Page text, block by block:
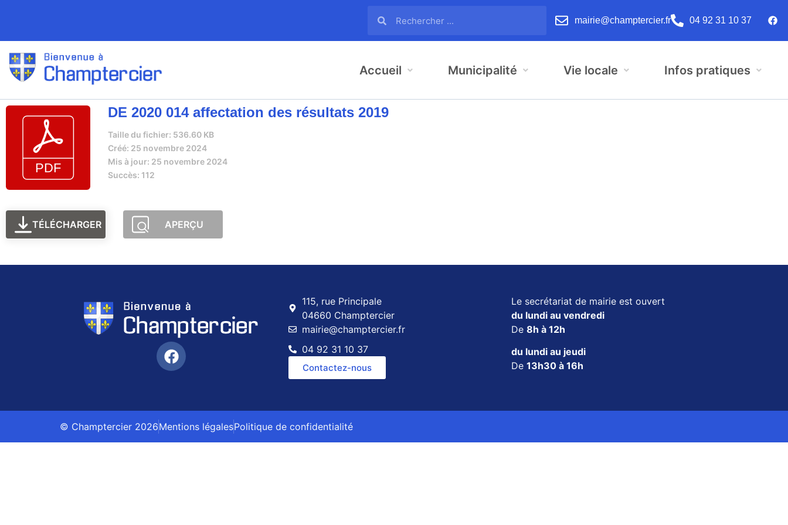
mairie@champtercier.fr 04 92 31 10 37
Accueil Municipalité Vie locale Infos pratiques
DE 2020 014 affectation des résultats 2019
Taille du fichier: 536.60 KB
Créé: 25 novembre 2024
Mis à jour: 25 novembre 2024
Succès: 112
TÉLÉCHARGER APERÇU
115, rue Principale
04660 Champtercier
mairie@champtercier.fr
04 92 31 10 37
Contactez-nous
Le secrétariat de mairie est ouvert
du lundi au vendredi
De 8h à 12h
du lundi au jeudi
De 13h30 à 16h
© Champtercier 2026Mentions légalesPolitique de confidentialité